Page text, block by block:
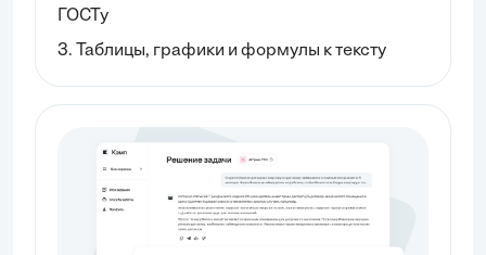
ГОСТу
3. Таблицы, графики и формулы к тексту